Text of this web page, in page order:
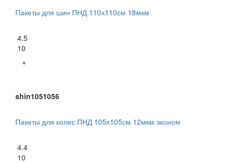
Пакеты для шин ПНД 110х110см 18мкм
4.5
10
+
shin1051056
Пакеты для колес ПНД 105х105см 12мкм эконом
4.4
10